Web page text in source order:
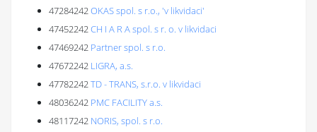
47284242OKAS spol. s r.o., 'v likvidaci'
47452242CH I A R A spol. s r. o. v likvidaci
47469242 Partner spol. s r.o.
47672242 LIGRA, a.s.
47782242TD - TRANS, s.r.o. v likvidaci
48036242 PMC FACILITY a.s.
48117242 NORIS, spol. s r.o.